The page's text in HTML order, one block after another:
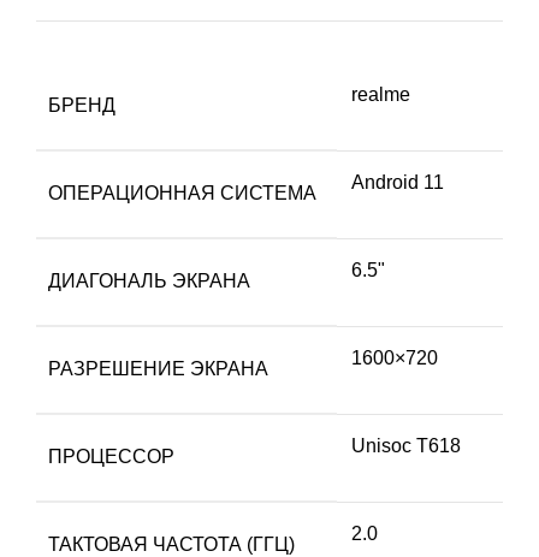
БРЕНД
realme
ОПЕРАЦИОННАЯ СИСТЕМА
Android 11
ДИАГОНАЛЬ ЭКРАНА
6.5"
РАЗРЕШЕНИЕ ЭКРАНА
1600×720
ПРОЦЕССОР
Unisoc T618
ТАКТОВАЯ ЧАСТОТА (ГГЦ)
2.0